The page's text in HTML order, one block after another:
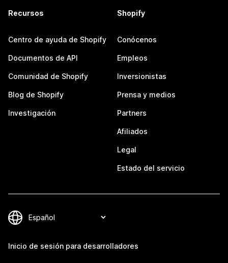
Recursos
Centro de ayuda de Shopify
Documentos de API
Comunidad de Shopify
Blog de Shopify
Investigación
Shopify
Conócenos
Empleos
Inversionistas
Prensa y medios
Partners
Afiliados
Legal
Estado del servicio
Inicio de sesión para desarrolladores